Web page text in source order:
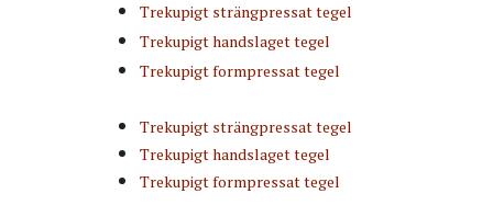
Trekupigt strängpressat tegel
Trekupigt handslaget tegel
Trekupigt formpressat tegel
Trekupigt strängpressat tegel
Trekupigt handslaget tegel
Trekupigt formpressat tegel